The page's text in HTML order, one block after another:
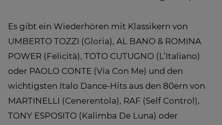
Es gibt ein Wiederhören mit Klassikern von
UMBERTO TOZZI (Gloria), AL BANO & ROMINA
POWER (Felicità), TOTO CUTUGNO (L’Italiano)
oder PAOLO CONTE (Via Con Me) und den
wichtigsten Italo Dance-Hits aus den 80ern von
MARTINELLI (Cenerentola), RAF (Self Control),
TONY ESPOSITO (Kalimba De Luna) oder